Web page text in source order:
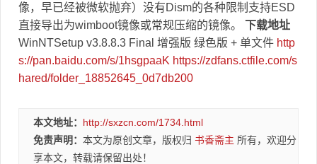
像，早已经被微软抛弃）没有Dism的各种限制支持ESD
直接导出为wimboot镜像或常规压缩的镜像。 下载地址
WinNTSetup v3.8.8.3 Final 增强版 绿色版 + 单文件 http
s://pan.baidu.com/s/1hsgpaaK https://zdfans.ctfile.com/s
hared/folder_18852645_0d7db200
本文地址： http://sxzcn.com/1734.html
免责声明： 本文为原创文章，版权归 书香斋主 所有，欢迎分
享本文，转载请保留出处！